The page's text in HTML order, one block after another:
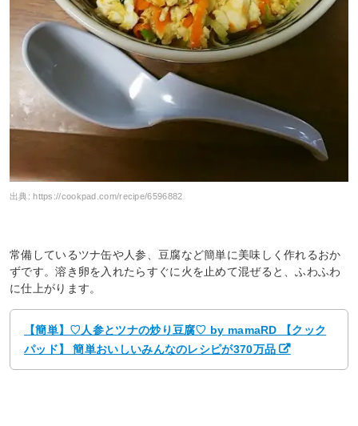
出典: https://cookpad.com/recipe/6596882
常備しているツナ缶や人参、豆腐など簡単に美味しく作れるおか
ずです。溶き卵を入れたらすぐに火を止めて混ぜると、ふわふわ
に仕上がります。
【簡単】♡人参とツナの炒り豆腐♡ by mamaRD 【クック
パッド】 簡単おいしいみんなのレシピが370万品